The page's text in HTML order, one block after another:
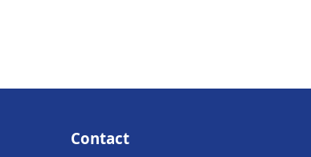
Contact